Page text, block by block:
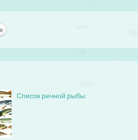
Список речной рыбы